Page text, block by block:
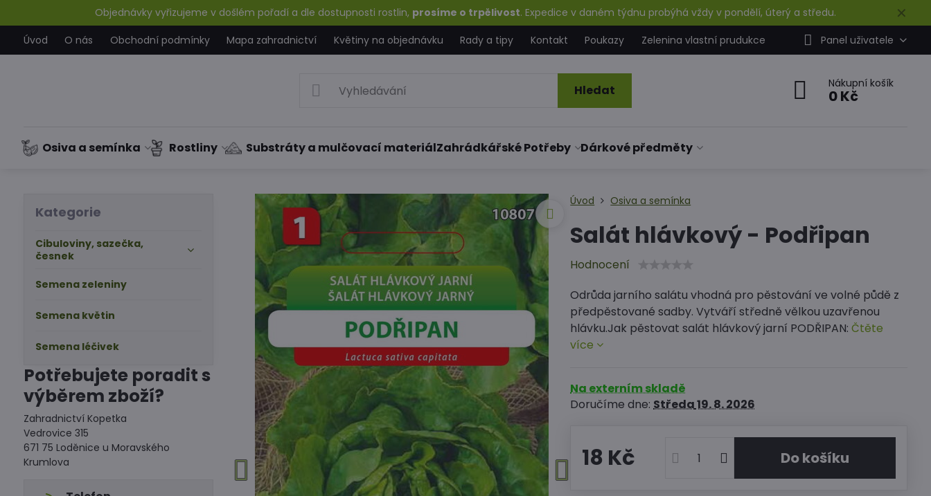
✕
Objednávky vyřizujeme v došlém pořadí a dle dostupnosti rostlin, prosíme o trpělivost. Expedice v daném týdnu probýhá vždy v pondělí, úterý a středu.
Úvod
O nás Obchodní podmínky Mapa zahradnictví Květiny na objednávku Rady a tipy Kontakt Poukazy Zelenina vlastní prudukce Panel uživatele
Hledat Nákupní košík
0 Kč
Osiva a semínka Rostliny Substráty a mulčovací materiálZahrádkářské Potřeby Dárkové předměty
Úvod Osiva a semínka
Salát hlávkový - Podřipan
Hodnocení
Odrůda jarního salátu vhodná pro pěstování ve volné půdě z
předpěstované sadby. Vytváří středně vělkou uzavřenou
hlávku.Jak pěstovat salát hlávkový jarní PODŘIPAN:Čtěte
více
Na externím skladě
Doručíme dne:Středa19. 8. 2026
18 Kč Do košíku
Kategorie
Cibuloviny, sazečka,
česnek
Semena zeleniny
Semena květin
Semena léčivek
Potřebujete poradit s
výběrem zboží?
Zahradnictví Kopetka
Vedrovice 315
671 75 Loděnice u Moravského
Krumlova